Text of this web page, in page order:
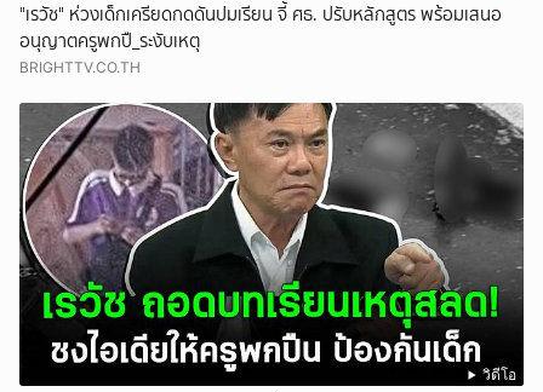
"เรวัช" ห่วงเด็กเครียดกดดันปมเรียน จี้ ศธ. ปรับหลักสูตร พร้อมเสนอ
อนุญาตครูพกปื_ระงับเหตุ
BRIGHTTV.CO.TH
วิดีโอ